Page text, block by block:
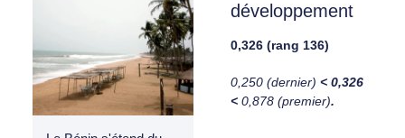
développement
0,326 (rang 136)
0,250 (dernier) < 0,326
< 0,878 (premier).